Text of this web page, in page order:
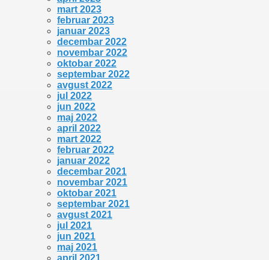
mart 2023
februar 2023
januar 2023
decembar 2022
novembar 2022
oktobar 2022
septembar 2022
avgust 2022
jul 2022
jun 2022
maj 2022
april 2022
mart 2022
februar 2022
januar 2022
decembar 2021
novembar 2021
oktobar 2021
septembar 2021
avgust 2021
jul 2021
jun 2021
maj 2021
april 2021